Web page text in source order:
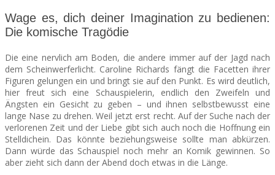
Wage es, dich deiner Imagination zu bedienen:
Die komische Tragödie
Die eine nervlich am Boden, die andere immer auf der Jagd nach
dem Scheinwerferlicht. Caroline Richards fängt die Facetten ihrer
Figuren gelungen ein und bringt sie auf den Punkt. Es wird deutlich,
hier freut sich eine Schauspielerin, endlich den Zweifeln und
Ängsten ein Gesicht zu geben – und ihnen selbstbewusst eine
lange Nase zu drehen. Weil jetzt erst recht. Auf der Suche nach der
verlorenen Zeit und der Liebe gibt sich auch noch die Hoffnung ein
Stelldichein. Das könnte beziehungsweise sollte man abkürzen.
Dann würde das Schauspiel noch mehr an Komik gewinnen. So
aber zieht sich dann der Abend doch etwas in die Länge.